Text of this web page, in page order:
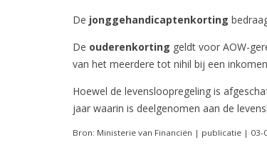
De jonggehandicaptenkorting
De ouderenkorting geldt voor AOW-
van het meerdere tot nihil bij een
Hoewel de levensloopregeling is
jaar waarin is deelgenomen aan de
Bron: Ministerie van Financiën | publicatie | 03-